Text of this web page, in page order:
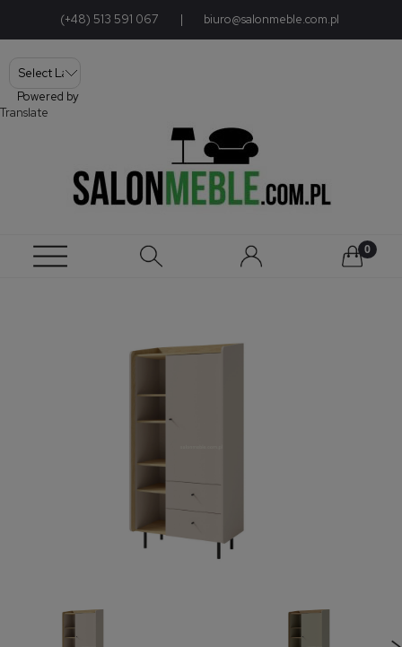
(+48) 513 591 067 | biuro@salonmeble.com.pl
Powered by
Translate